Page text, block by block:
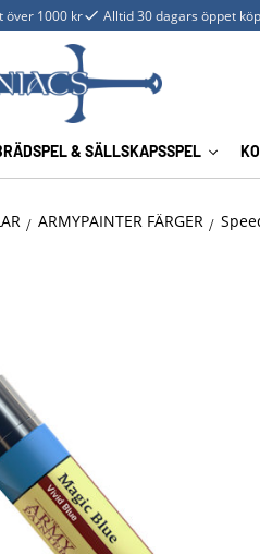
över 1000 kr Alltid 30 dagars öppet köp
& SÄLLSKAPSSPEL
ARMYPAINTER FÄRGER